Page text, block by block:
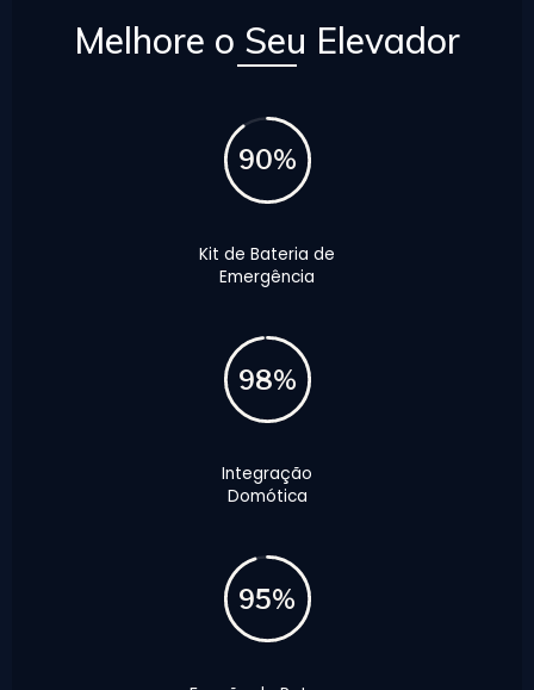
Melhore o Seu Elevador
90%
Kit de Bateria de
Emergência
98%
Integração
Domótica
95%